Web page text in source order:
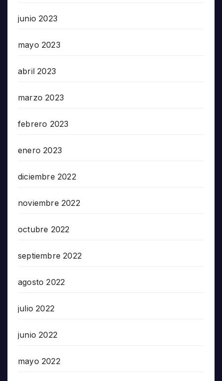
junio 2023
mayo 2023
abril 2023
marzo 2023
febrero 2023
enero 2023
diciembre 2022
noviembre 2022
octubre 2022
septiembre 2022
agosto 2022
julio 2022
junio 2022
mayo 2022